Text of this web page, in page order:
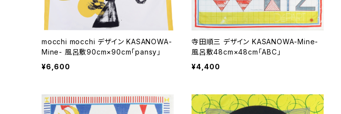
mocchi mocchi デザイン KASANOWA-
Mine- 風呂敷90cm×90cm「pansy」
¥6,600
寺田順三 デザイン KASANOWA-Mine-
風呂敷48cm×48cm「ABC」
¥4,400